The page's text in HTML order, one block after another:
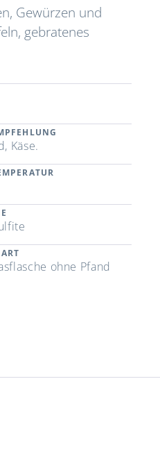
Gewürzen und
gebratenes
Käse.
ohne Pfand